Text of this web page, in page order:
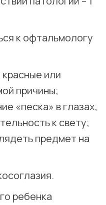
к офтальмологу
красные или
причины;
«песка» в глазах,
к свету;
предмет на
ребенка